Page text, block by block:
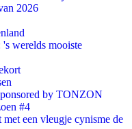
2026
werelds mooiste
by TONZON
#4
een vleugje cynisme de